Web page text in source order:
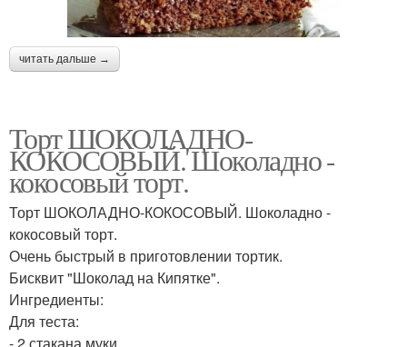
читать дальше →
Торт ШОКОЛАДНО-
КОКОСОВЫЙ. Шоколадно -
кокосовый торт.
Торт ШОКОЛАДНО-КОКОСОВЫЙ. Шоколадно -
кокосовый торт.
Очень быстрый в приготовлении тортик.
Бисквит "Шоколад на Кипятке".
Ингредиенты:
Для теста: